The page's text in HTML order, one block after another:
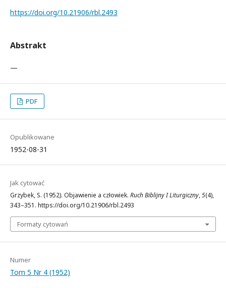
https://doi.org/10.21906/rbl.2493
Abstrakt
—
PDF
Opublikowane
1952-08-31
Jak cytować
Grzybek, S. (1952). Objawienie a człowiek. Ruch Biblijny I Liturgiczny,5(4),
343–351. https://doi.org/10.21906/rbl.2493
Formaty cytowań
Numer
Tom 5 Nr 4 (1952)